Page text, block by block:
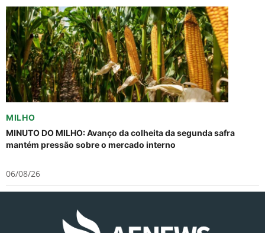
MILHO
MINUTO DO MILHO: Avanço da colheita da segunda safra
mantém pressão sobre o mercado interno
06/08/26